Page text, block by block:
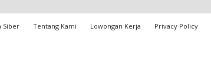
Siber Tentang Kami Lowongan Kerja Privacy Policy